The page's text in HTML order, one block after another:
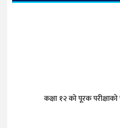
कक्षा १२ को पूरक